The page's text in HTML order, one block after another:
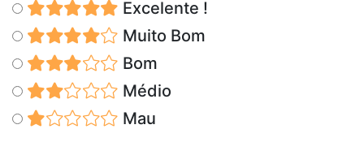
Excelente !
Muito Bom
Bom
Médio
Mau